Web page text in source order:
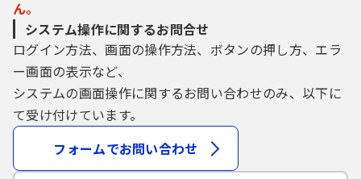
ん。
システム操作に関するお問合せ
ログイン方法、画面の操作方法、ボタンの押し方、エラ
ー画面の表示など、
システムの画面操作に関するお問い合わせのみ、以下に
て受け付けています。
フォームでお問い合わせ